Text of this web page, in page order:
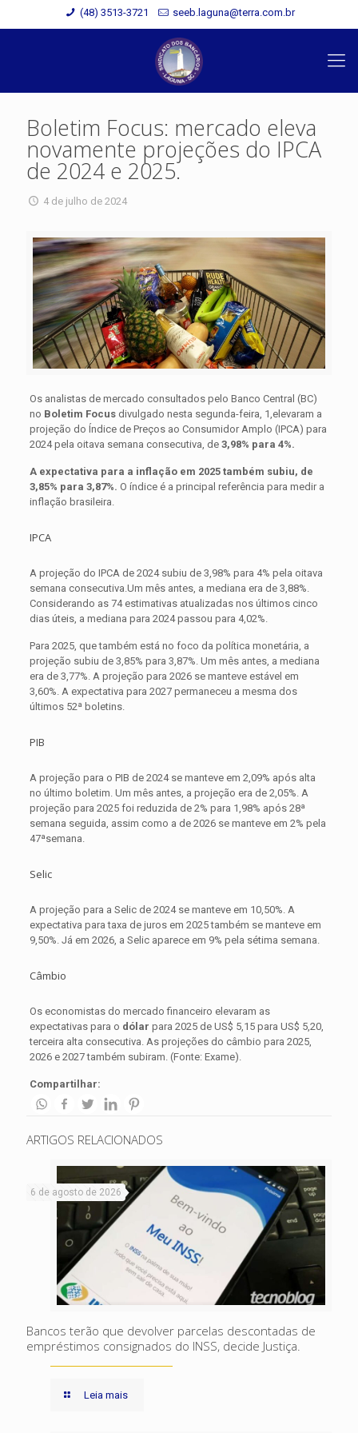
(48) 3513-3721 seeb.laguna@terra.com.br
Boletim Focus: mercado eleva
novamente projeções do IPCA
de 2024 e 2025.
4 de julho de 2024
Os analistas de mercado consultados pelo Banco Central (BC)
no Boletim Focusdivulgado nesta segunda-feira, 1,elevaram a
projeção do Índice de Preços ao Consumidor Amplo (IPCA) para
2024 pela oitava semana consecutiva, de 3,98% para 4%.
A expectativa para a inflação em 2025 também subiu, de
3,85% para 3,87%. O índice é a principal referência para medir a
inflação brasileira.
IPCA
A projeção do IPCA de 2024 subiu de 3,98% para 4% pela oitava
semana consecutiva.Um mês antes, a mediana era de 3,88%.
Considerando as 74 estimativas atualizadas nos últimos cinco
dias úteis, a mediana para 2024 passou para 4,02%.
Para 2025, que também está no foco da política monetária, a
projeção subiu de 3,85% para 3,87%. Um mês antes, a mediana
era de 3,77%. A projeção para 2026 se manteve estável em
3,60%. A expectativa para 2027 permaneceu a mesma dos
últimos 52ª boletins.
PIB
A projeção para o PIB de 2024 se manteve em 2,09% após alta
no último boletim. Um mês antes, a projeção era de 2,05%. A
projeção para 2025 foi reduzida de 2% para 1,98% após 28ª
semana seguida, assim como a de 2026 se manteve em 2% pela
47ªsemana.
Selic
A projeção para a Selic de 2024 se manteve em 10,50%. A
expectativa para taxa de juros em 2025 também se manteve em
9,50%. Já em 2026, a Selic aparece em 9% pela sétima semana.
Câmbio
Os economistas do mercado financeiro elevaram as
expectativas para o dólar para 2025 de US$ 5,15 para US$ 5,20,
terceira alta consecutiva. As projeções do câmbio para 2025,
2026 e 2027 também subiram. (Fonte: Exame).
Compartilhar:
ARTIGOS RELACIONADOS
6 de agosto de 2026
Bancos terão que devolver parcelas descontadas de
empréstimos consignados do INSS, decide Justiça.
Leia mais